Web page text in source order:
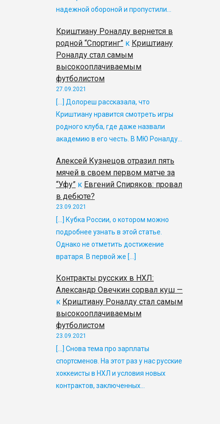
надежной обороной и пропустили…
Криштиану Роналду вернется в
родной “Спортинг” к Криштиану
Роналду стал самым
высокооплачиваемым
футболистом
27.09.2021
[…] Долореш рассказала, что
Криштиану нравится смотреть игры
родного клуба, где даже назвали
академию в его честь. В МЮ Роналду…
Алексей Кузнецов отразил пять
мячей в своем первом матче за
“Уфу” к Евгений Спиряков: провал
в дебюте?
23.09.2021
[…] Кубка России, о котором можно
подробнее узнать в этой статье.
Однако не отметить достижение
вратаря. В первой же […]
Контракты русских в НХЛ:
Александр Овечкин сорвал куш —
к Криштиану Роналду стал самым
высокооплачиваемым
футболистом
23.09.2021
[…] Снова тема про зарплаты
спортсменов. На этот раз у нас русские
хоккеисты в НХЛ и условия новых
контрактов, заключенных…